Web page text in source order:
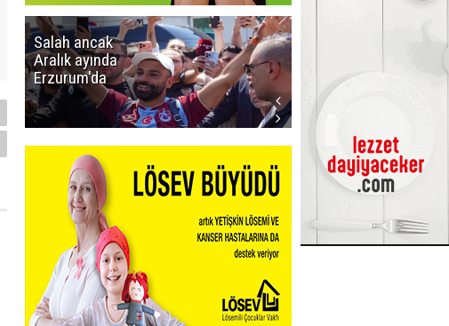
Salah ancak
Aralık ayında
Erzurum'da
rötuşlar bunlar